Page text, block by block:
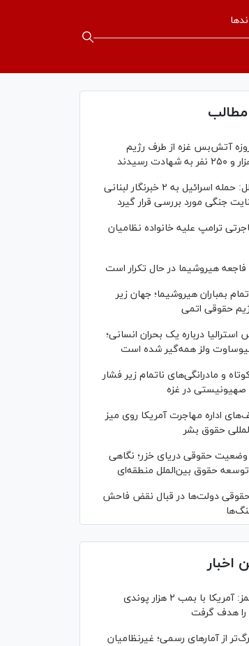
۳۰۰ روزه آتش‌بس غزه از طرف رژیم
رسیدند
عفو بین‌الملل: حمله اسرائیل به ۲ خبرنگار لبنانی
جنگی مورد بررسی قرار گیرد
ترامپ علیه خانواده نظامیان
فاجعه هیروشیما در حال تکرار است
بمباران هیروشیما؛ جهان زیر
حقوقی اتمی
درباره یک بحران انسانی؛
نیوساوت ولز همه‌گیر شده است
و مادرانگی‌های ناتمام زیر فشار
در غزه
اداره مهاجرت آمریکا روی میز
حقوق بشر
وضعیت حقوقی دریای خزر؛ نگاهی
حقوق بین‌الملل منطقه‌ای
دولت‌ها در قبال نقض‌ فاحش
اخبار
نیویورک‌تایمز: آمریکا با بمب ۲ هزار پوندی
را هدف گرفت
از آمار‌های رسمی؛ غیرنظامیان